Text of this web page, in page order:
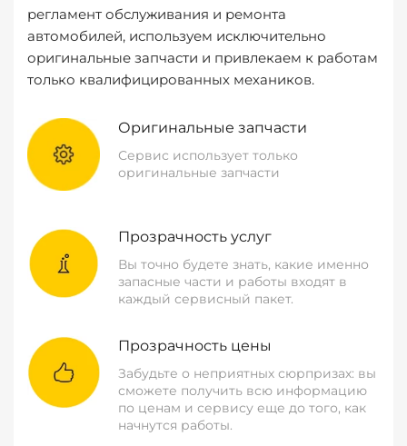
регламент обслуживания и ремонта
автомобилей, используем исключительно
оригинальные запчасти и привлекаем к работам
только квалифицированных механиков.
Оригинальные запчасти
Сервис использует только
оригинальные запчасти
Прозрачность услуг
Вы точно будете знать, какие именно
запасные части и работы входят в
каждый сервисный пакет.
Прозрачность цены
Забудьте о неприятных сюрпризах: вы
сможете получить всю информацию
по ценам и сервису еще до того, как
начнутся работы.